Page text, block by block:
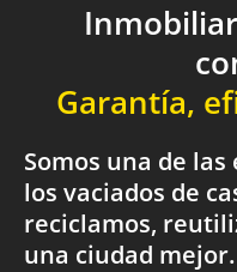
Garantía,
Somos una de
los vaciados de
reciclamos,
una ciudad mejor.